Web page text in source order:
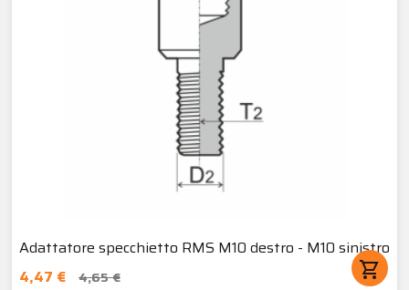
Adattatore specchietto RMS M10 destro - M10 sinistro
4,47 €
4,65 € shopping_cart